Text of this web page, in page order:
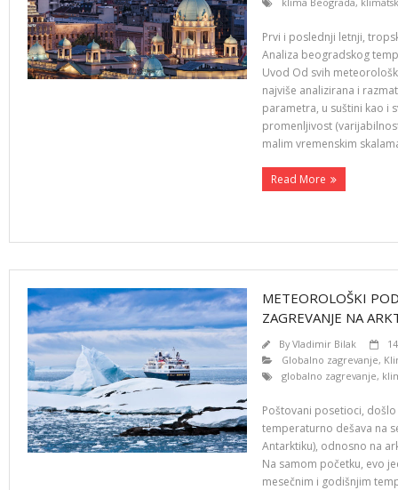
Prvi i poslednji letnji,
Analiza beogradskog
Uvod Od svih
najviše analizirana i
parametra, u suštini kao i
promenljivost
malim vremenskim
Read More
METEOROLOŠKI
ZAGREVANJE NA
ByVladimir Bilak
Globalno zagrevanje,
globalno zagrevanje,
Poštovani posetioci,
temperaturno dešava na
Antarktiku), odnosno na
Na samom početku, evo
mesečnim i godišnjim